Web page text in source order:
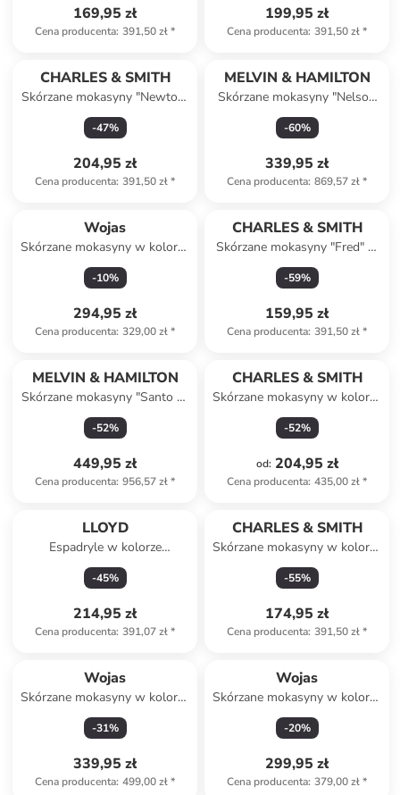
169,95 zł
Cena producenta: 391,50 zł*
199,95 zł
Cena producenta: 391,50 zł*
CHARLES & SMITH
Skórzane mokasyny "Newton"
w kolorze czarnym
-47%
204,95 zł
Cena producenta: 391,50 zł*
MELVIN & HAMILTON
Skórzane mokasyny "Nelson
1" w kolorze szarym
-60%
339,95 zł
Cena producenta: 869,57 zł*
Wojas
Skórzane mokasyny w kolorze
czarnym
-10%
294,95 zł
Cena producenta: 329,00 zł*
CHARLES & SMITH
Skórzane mokasyny "Fred" w
kolorze granatowym
-59%
159,95 zł
Cena producenta: 391,50 zł*
MELVIN & HAMILTON
Skórzane mokasyny "Santo 2"
w kolorze czarnym
-52%
449,95 zł
Cena producenta: 956,57 zł*
CHARLES & SMITH
Skórzane mokasyny w kolorze
granatowym
-52%
od: 204,95 zł
Cena producenta: 435,00 zł*
LLOYD
Espadryle w kolorze
błękitnym
-45%
214,95 zł
Cena producenta: 391,07 zł*
CHARLES & SMITH
Skórzane mokasyny w kolorze
niebieskim
-55%
174,95 zł
Cena producenta: 391,50 zł*
Wojas
Skórzane mokasyny w kolorze
brązowym
-31%
339,95 zł
Cena producenta: 499,00 zł*
Wojas
Skórzane mokasyny w kolorze
jasnobrązowym
-20%
299,95 zł
Cena producenta: 379,00 zł*